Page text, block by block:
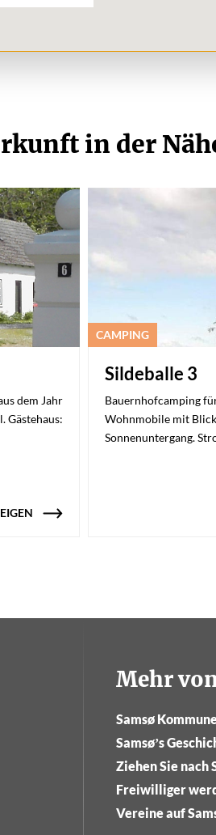
in der
dem Jahr
Gästehaus:
CAMPING
Sildeballe 3
Bauernhofcamping
Wohnmobile mit
Sonnenuntergang.
Mehr
Samsø
Samsø’s
Ziehen Sie nach
Freiwilliger
Vereine auf